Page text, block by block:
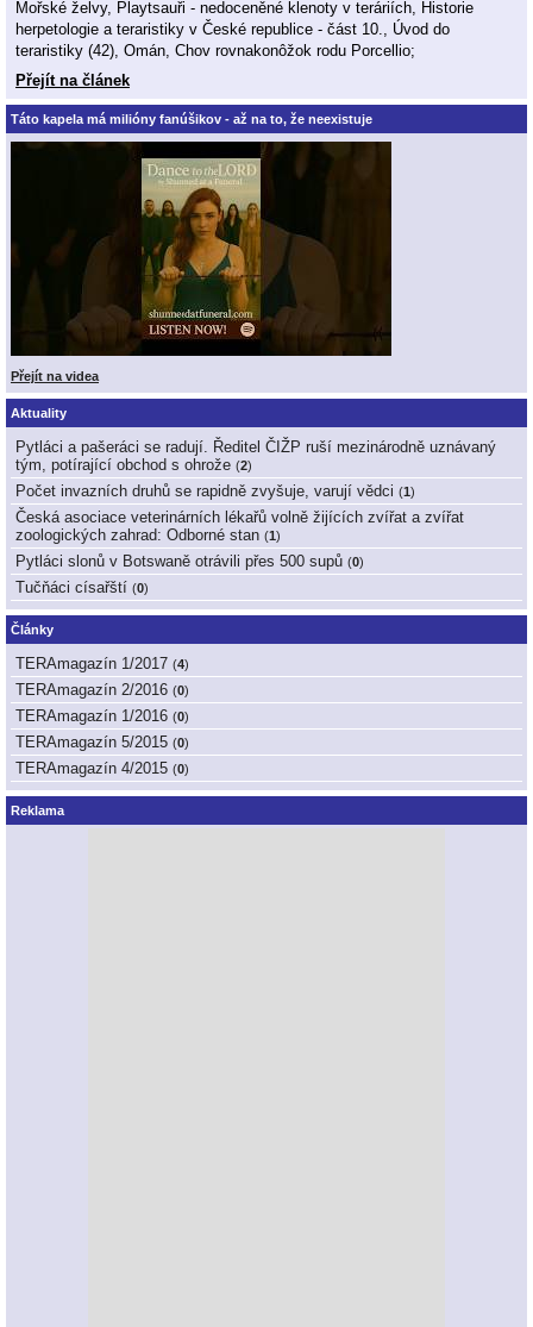
Mořské želvy, Playtsauři - nedoceněné klenoty v teráriích, Historie
herpetologie a teraristiky v České republice - část 10., Úvod do
teraristiky (42), Omán, Chov rovnakonôžok rodu Porcellio;
Přejít na článek
Táto kapela má milióny fanúšikov - až na to, že neexistuje
Přejít na videa
Aktuality
Pytláci a pašeráci se radují. Ředitel ČIŽP ruší mezinárodně uznávaný
tým, potírající obchod s ohrože (2)
Počet invazních druhů se rapidně zvyšuje, varují vědci (1)
Česká asociace veterinárních lékařů volně žijících zvířat a zvířat
zoologických zahrad: Odborné stan (1)
Pytláci slonů v Botswaně otrávili přes 500 supů (0)
Tučňáci císařští (0)
Články
TERAmagazín 1/2017 (4)
TERAmagazín 2/2016 (0)
TERAmagazín 1/2016 (0)
TERAmagazín 5/2015 (0)
TERAmagazín 4/2015 (0)
Reklama